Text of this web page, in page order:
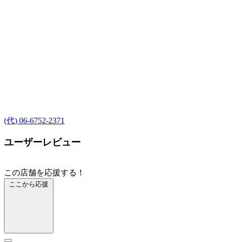
(代) 06-6752-2371
ユーザーレビュー
この店舗を応援する！
ここから応援